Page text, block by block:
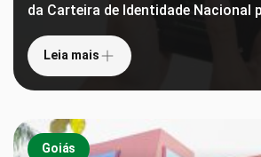
da Carteira de Identidade Nacional
Leia mais
Goiás